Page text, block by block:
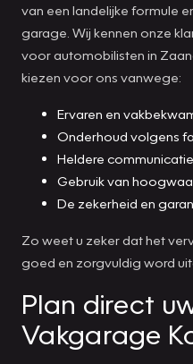
van een landelijke formule
garage. Wij kennen onze
voor automobilisten in
kiezen voor ons vanwege:
Ervaren en
Onderhoud volgens
Heldere
Gebruik van
De zekerheid en
Zo weet u zeker dat het
goed en zorgvuldig word
Plan direct
Vakgarage